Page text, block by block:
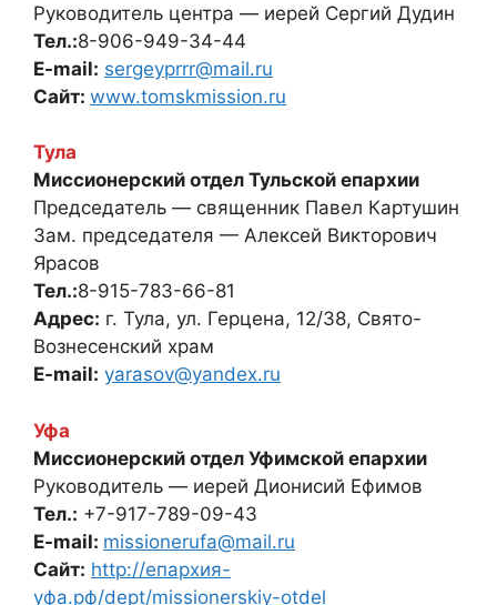
Руководитель центра — иерей Сергий Дудин
Тел.:8-906-949-34-44
E-mail: sergeyprrr@mail.ru
Сайт: www.tomskmission.ru
Тула
Миссионерский отдел Тульской епархии
Председатель — священник Павел Картушин
Зам. председателя — Алексей Викторович
Ярасов
Тел.:8-915-783-66-81
Адрес: г. Тула, ул. Герцена, 12/38, Свято-
Вознесенский храм
E-mail: yarasov@yandex.ru
Уфа
Миссионерский отдел Уфимской епархии
Руководитель — иерей Дионисий Ефимов
Тел.: +7-917-789-09-43
E-mail: missionerufa@mail.ru
Сайт: http://епархия-
уфа.рф/dept/missionerskiy-otdel